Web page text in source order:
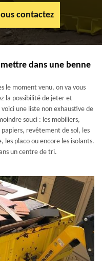
contactez
dans une benne
le moment venu, on va vous
la possibilité de jeter et
une liste non exhaustive de
souci : les mobiliers,
revêtement de sol, les
les placo ou encore les isolants.
un centre de tri.